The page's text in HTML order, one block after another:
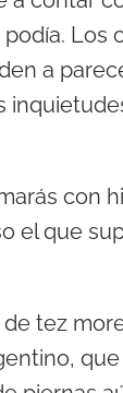
Los
a
con
el que
tez